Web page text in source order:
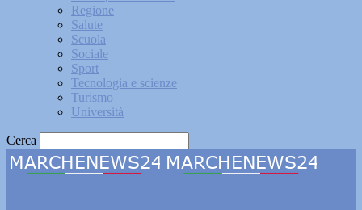
Regione
Salute
Scuola
Sociale
Sport
Tecnologia e scienze
Turismo
Università
Cerca